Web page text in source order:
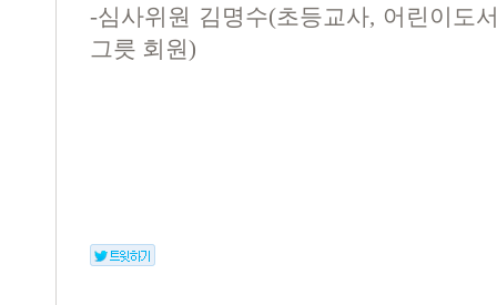
-심사위원 김명수(초등교사, 어린이도
그릇 회원)